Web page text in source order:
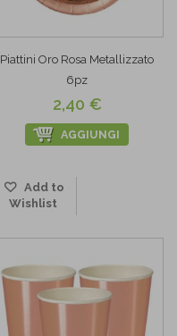
Piattini Oro Rosa Metallizzato
6pz
2,40 €
AGGIUNGI
Add to
Wishlist